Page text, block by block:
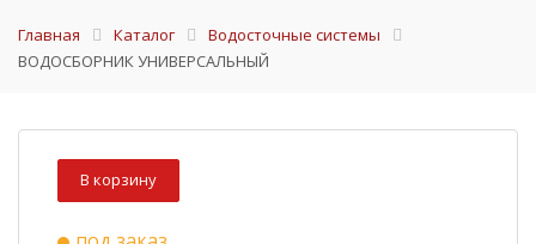
Главная Каталог
Водосточные системы
ВОДОСБОРНИК УНИВЕРСАЛЬНЫЙ
В корзину